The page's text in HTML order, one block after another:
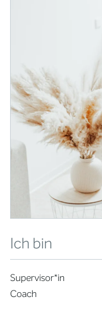
Ich bin
Supervisor*in
Coach